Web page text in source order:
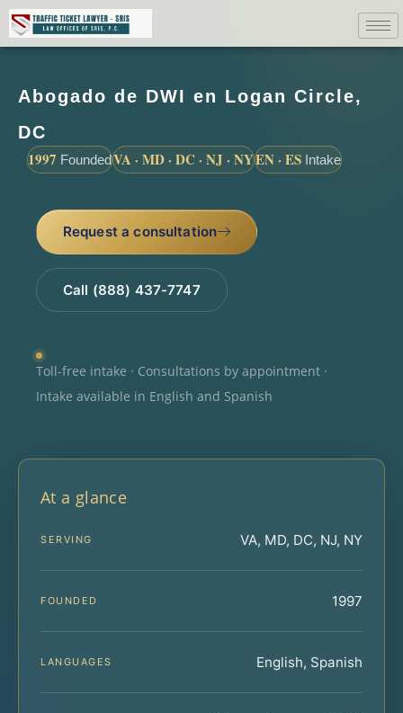
Abogado de DWI en Logan Circle,
DC
1997 FoundedVA · MD · DC · NJ · NYEN · ES Intake
Request a consultation
Call (888) 437-7747
Toll-free intake · Consultations by appointment ·
Intake available in English and Spanish
At a glance
SERVING VA, MD, DC, NJ, NY
FOUNDED 1997
LANGUAGES English, Spanish